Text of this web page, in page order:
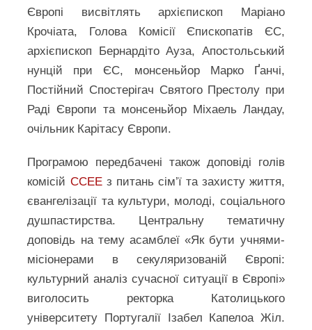
Європі висвітлять архієпископ Маріано
Крочіата, Голова Комісії Єпископатів ЄС,
архієпископ Бернардіто Ауза, Апостольський
нунцій при ЄС, монсеньйор Марко Ґанчі,
Постійний Спостерігач Святого Престолу при
Раді Європи та монсеньйор Міхаель Ландау,
очільник Карітасу Європи.
Програмою передбачені також доповіді голів
комісій CCEEз питань сім’ї та захисту життя,
євангелізації та культури, молоді, соціального
душпастирства. Центральну тематичну
доповідь на тему асамблеї «Як бути учнями-
місіонерами в секуляризованій Європі:
культурний аналіз сучасної ситуації в Європі»
виголосить ректорка Католицького
університету Португалії Ізабел Капелоа Жіл.